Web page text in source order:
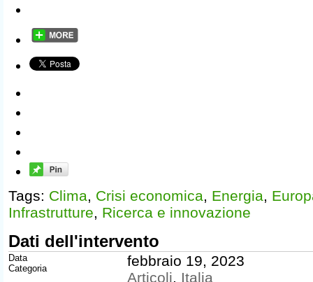
Tags: Clima, Crisi economica, Energia,
Infrastrutture, Ricerca e innovazione
Dati dell'intervento
Data
Categoria
febbraio 19, 2023
Articoli, Italia